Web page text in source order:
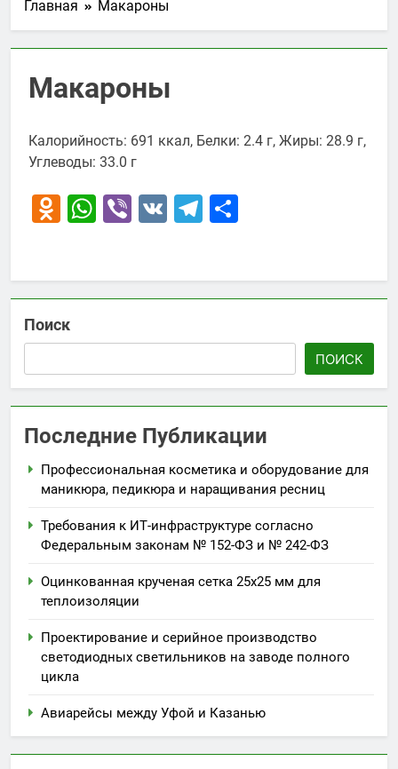
Главная Макароны
Макароны
Калорийность: 691 ккал, Белки: 2.4 г, Жиры: 28.9 г,
Углеводы: 33.0 г
Odnoklassniki
WhatsApp
Viber
VK Telegram
Поиск
ПОИСК
Последние Публикации
Профессиональная косметика и оборудование для
маникюра, педикюра и наращивания ресниц
Требования к ИТ-инфраструктуре согласно
Федеральным законам № 152-ФЗ и № 242-ФЗ
Оцинкованная крученая сетка 25х25 мм для
теплоизоляции
Проектирование и серийное производство
светодиодных светильников на заводе полного
цикла
Авиарейсы между Уфой и Казанью